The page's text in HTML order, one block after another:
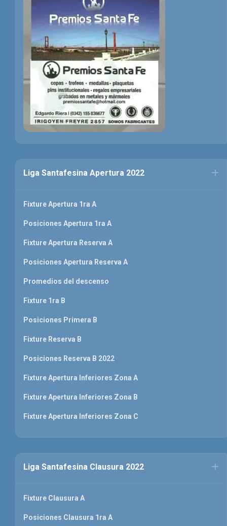
Liga Santafesina Apertura 2022
Fixture Apertura 1ra A
Posiciones Apertura 1ra A
Fixture Apertura Reserva A
Posiciones Apertura Reserva A
Promedios del descenso
Fixture 1ra B
Posiciones Primera B
Fixture Reserva B
Posiciones Reserva B 2022
Fixture Apertura Inferiores Zona A
Fixture Apertura Inferiores Zona B
Fixture Apertura Inferiores Zona C
Liga Santafesina Clausura 2022
Fixture Clausura A
Posiciones Clausura 1ra A